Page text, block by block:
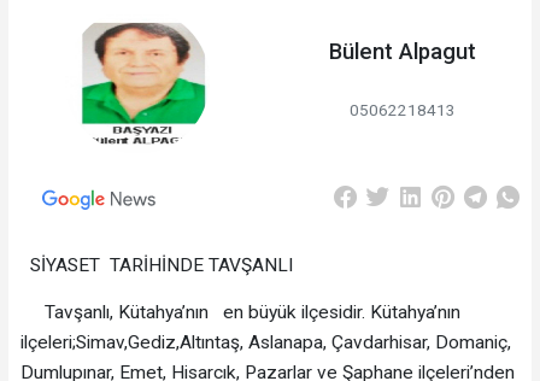
Bülent Alpagut
05062218413
SİYASET TARİHİNDE TAVŞANLI
Tavşanlı, Kütahya’nın en büyük ilçesidir. Kütahya’nın
ilçeleri;Simav,Gediz,Altıntaş, Aslanapa, Çavdarhisar, Domaniç,
Dumlupınar, Emet, Hisarcık, Pazarlar ve Şaphane ilçeleri’nden